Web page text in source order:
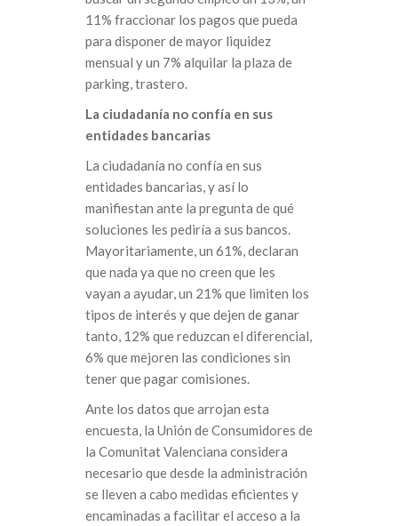
11% fraccionar los pagos que pueda
para disponer de mayor liquidez
mensual y un 7% alquilar la plaza de
parking, trastero.
La ciudadanía no confía en sus
entidades bancarias
La ciudadanía no confía en sus
entidades bancarias, y así lo
manifiestan ante la pregunta de qué
soluciones les pediría a sus bancos.
Mayoritariamente, un 61%, declaran
que nada ya que no creen que les
vayan a ayudar, un 21% que limiten los
tipos de interés y que dejen de ganar
tanto, 12% que reduzcan el diferencial,
6% que mejoren las condiciones sin
tener que pagar comisiones.
Ante los datos que arrojan esta
encuesta, la Unión de Consumidores de
la Comunitat Valenciana considera
necesario que desde la administración
se lleven a cabo medidas eficientes y
encaminadas a facilitar el acceso a la